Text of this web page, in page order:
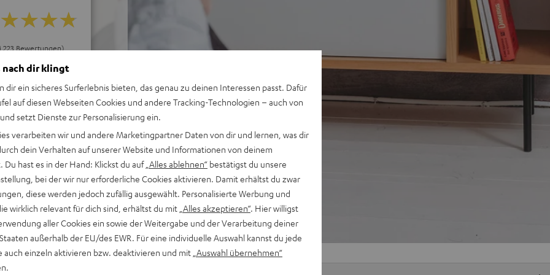
223 Bewertungen)
nach dir klingt
dir ein sicheres Surferlebnis bieten, das genau zu deinen Interessen passt. Dafür
auf diesen Webseiten Cookies und andere Tracking-Technologien – auch von
setzt Dienste zur Personalisierung ein.
verarbeiten wir und andere Marketingpartner Daten von dir und lernen, was dir
dein Verhalten auf unserer Website und Informationen von deinem
Du hast es in der Hand: Klickst du auf „Alles ablehnen“ bestätigst du unsere
bei der wir nur erforderliche Cookies aktivieren. Damit erhältst du zwar
diese werden jedoch zufällig ausgewählt. Personalisierte Werbung und
wirklich relevant für dich sind, erhältst du mit „Alles akzeptieren“. Hier willigst
aller Cookies ein sowie der Weitergabe und der Verarbeitung deiner
außerhalb der EU/des EWR. Für eine individuelle Auswahl kannst du jede
auch einzeln aktivieren bzw. deaktivieren und mit „Auswahl übernehmen“